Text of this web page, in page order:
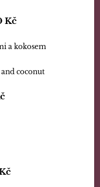
Kč
a kokosem
coconut